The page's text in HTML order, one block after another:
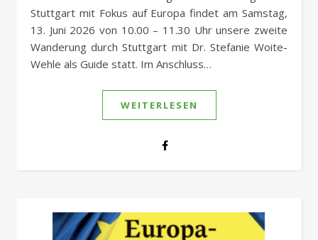
Stuttgart mit Fokus auf Europa findet am Samstag,
13. Juni 2026 von 10.00 – 11.30 Uhr unsere zweite
Wanderung durch Stuttgart mit Dr. Stefanie Woite-
Wehle als Guide statt. Im Anschluss…
WEITERLESEN